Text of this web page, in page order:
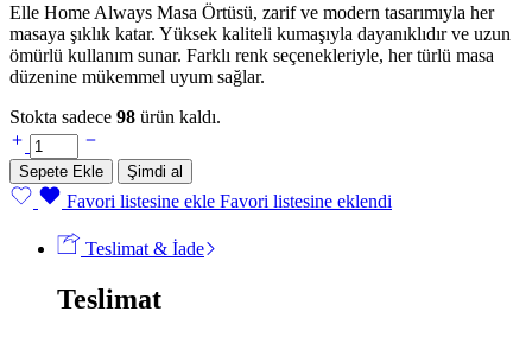
Elle Home Always Masa Örtüsü, zarif ve modern tasarımıyla her
masaya şıklık katar. Yüksek kaliteli kumaşıyla dayanıklıdır ve uzun
ömürlü kullanım sunar. Farklı renk seçenekleriyle, her türlü masa
düzenine mükemmel uyum sağlar.
Stokta sadece 98 ürün kaldı.
Elle
Home
Always
Masa
Sepete Ekle Şimdi al
Favori listesine ekle Favori listesine eklendi
Teslimat & İade
Teslimat